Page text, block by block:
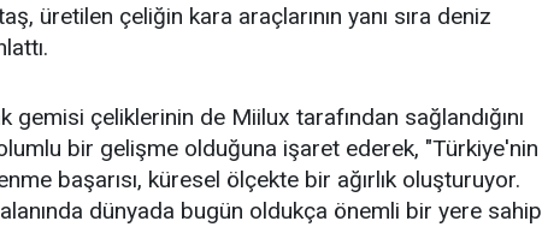
üretilen çeliğin kara araçlarının yanı sıra deniz
gemisi çeliklerinin de Miilux tarafından sağlandığını
bir gelişme olduğuna işaret ederek, "Türkiye'nin
başarısı, küresel ölçekte bir ağırlık oluşturuyor.
dünyada bugün oldukça önemli bir yere sahip